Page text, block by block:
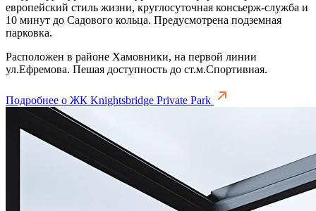
европейский стиль жизни, круглосуточная консьерж-служба и
10 минут до Садового кольца. Предусмотрена подземная
парковка.
Расположен в районе Хамовники, на первой линии
ул.Ефремова. Пешая доступность до ст.м.Спортивная.
Подробнее о ЖК Knightsbridge Private Park